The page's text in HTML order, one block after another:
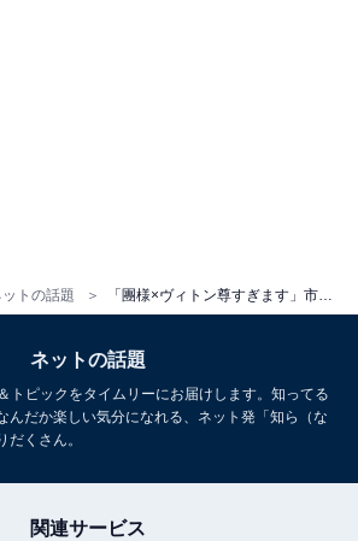
ットの話題
ネットの話題
トピックをタイムリーにお届けします。知ってる
んだか楽しい気分になれる、ネット発「知ら（な
だくさん。
関連サービス